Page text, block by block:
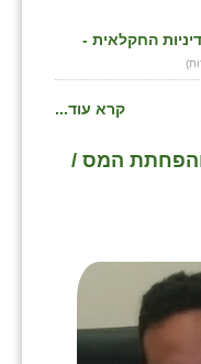
החקלאית -
קרא עוד...
והפחתת המס /